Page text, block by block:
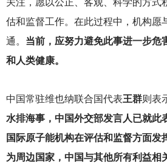
关注，愿以公正、客观、科学的方式
估和监督工作。在此过程中，机构愿
通。 当前，应努力避免此事进一步危
和人类健康。
中国常驻维也纳联合国代表王群则表
水排海事，中国外交部发言人已就此
国际原子能机构在评估和监督方面发
为周边国家，中国与其他所有利益相